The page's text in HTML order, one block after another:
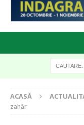
ACASĂ
zahăr